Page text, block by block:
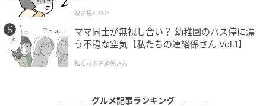
娘が拐われた
ママ同士が無視し合い？ 幼稚園のバス停に漂
う不穏な空気【私たちの連絡係さん Vol.1】
私たちの連絡係さん
グルメ記事ランキング